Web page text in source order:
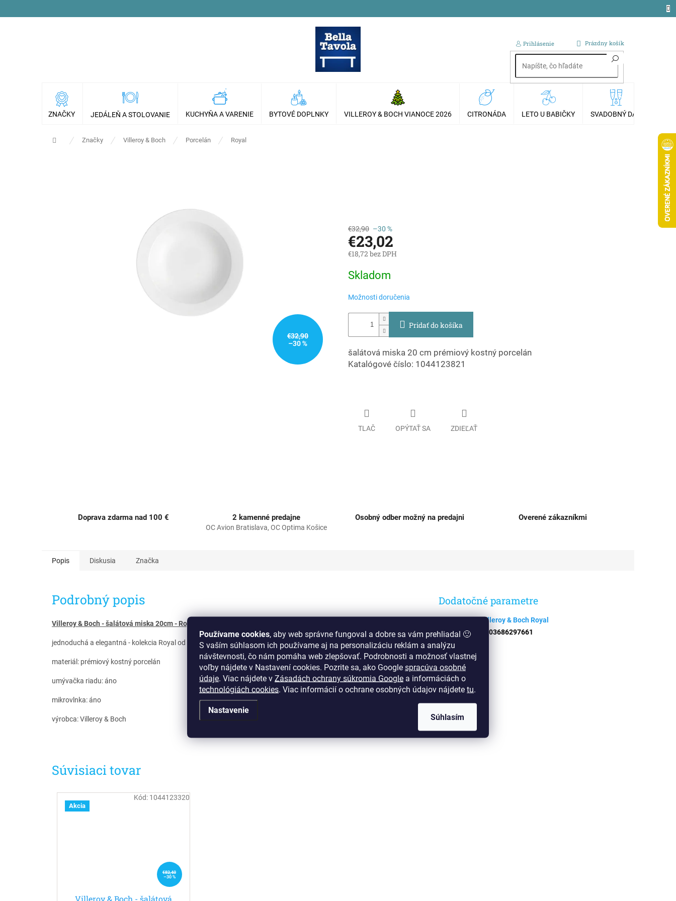
Používame cookies, aby web správne fungoval a dobre sa vám prehliadal 🙂
S vaším súhlasom ich používame aj na personalizáciu reklám a analýzu
návštevnosti, čo nám pomáha web zlepšovať. Podrobnosti a možnosť vlastnej
voľby nájdete v Nastavení cookies. Pozrite sa, ako Google spracúva osobné
údaje. Viac nájdete v Zásadách ochrany súkromia Google a informáciách o
technológiách cookies. Viac informácií o ochrane osobných údajov nájdete tu.
Nastavenie
Súhlasím
Prihlásenie
NÁKUPNÝ
KOŠÍK
Prázdny košík
ZNAČKY JEDÁLEŇ A STOLOVANIE KUCHYŇA A VARENIE BYTOVÉ DOPLNKY VILLEROY & BOCH VIANOCE 2026 CITRONÁDA LETO U BABIČKY SVADOBNÝ DAR
Domov Značky Villeroy & Boch Porcelán Royal
€32,90
–30 %
€32,90 –30 %
€23,02
€18,72 bez DPH
cena:
Skladom
Možnosti doručenia
Pridať do košíka
šalátová miska 20 cm prémiový kostný porcelán
Katalógové číslo: 1044123821
TLAČ OPÝTAŤ SA ZDIEĽAŤ
Doprava zdarma nad 100 € 2 kamenné predajne
OC Avion Bratislava, OC Optima Košice
Osobný odber možný na predajni Overené zákazníkmi
Súvisiaci tovar
Akcia
€82,40
–30 %
Villeroy & Boch - šalátová
Kód: 1044123320
Popis Diskusia Značka
Podrobný popis
Villeroy & Boch - šalátová miska 20cm - Royal
jednoduchá a elegantná - kolekcia Royal od Villeroy & Boch
materiál: prémiový kostný porcelán
umývačka riadu: áno
mikrovlnka: áno
výrobca: Villeroy & Boch
Dodatočné parametre
Villeroy & Boch Royal
EAN: 4003686297661